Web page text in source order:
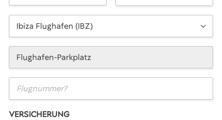
Ibiza Flughafen (IBZ)
Flughafen-Parkplatz
VERSICHERUNG